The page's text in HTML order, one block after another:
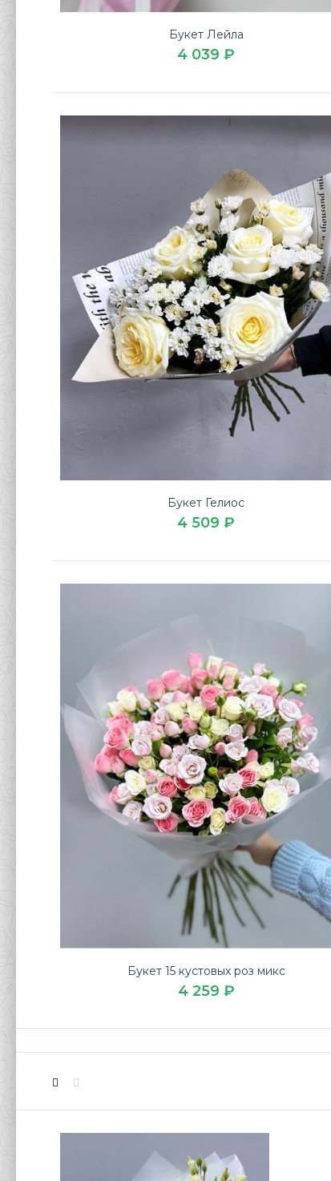
Букет Лейла
4 039 ₽
Букет Гелиос
4 509 ₽
Букет 15 кустовых роз микс
4 259 ₽